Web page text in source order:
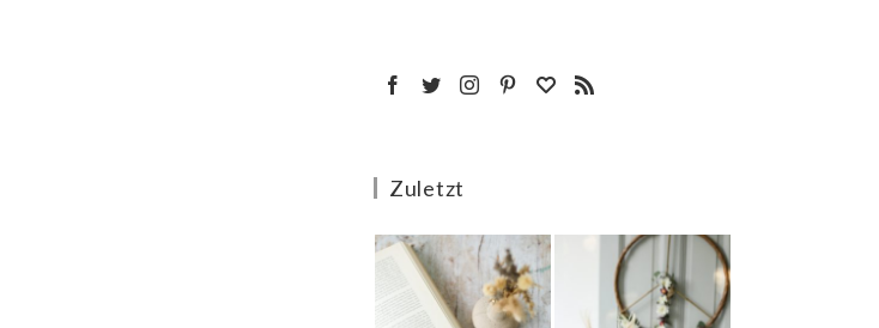
Zuletzt